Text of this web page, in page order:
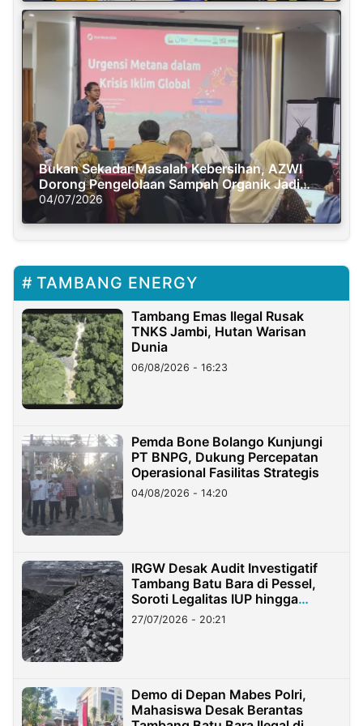
Bukan Sekadar Masalah Kebersihan, AZWI
Dorong Pengelolaan Sampah Organik Jadi
Solusi Krisis Iklim
04/07/2026
TAMBANG ENERGY
Tambang Emas Ilegal Rusak
TNKS Jambi, Hutan Warisan
Dunia
06/08/2026 - 16:23
Pemda Bone Bolango Kunjungi
PT BNPG, Dukung Percepatan
Operasional Fasilitas Strategis
04/08/2026 - 14:20
IRGW Desak Audit Investigatif
Tambang Batu Bara di Pessel,
Soroti Legalitas IUP hingga
Stockpile
27/07/2026 - 20:21
Demo di Depan Mabes Polri,
Mahasiswa Desak Berantas